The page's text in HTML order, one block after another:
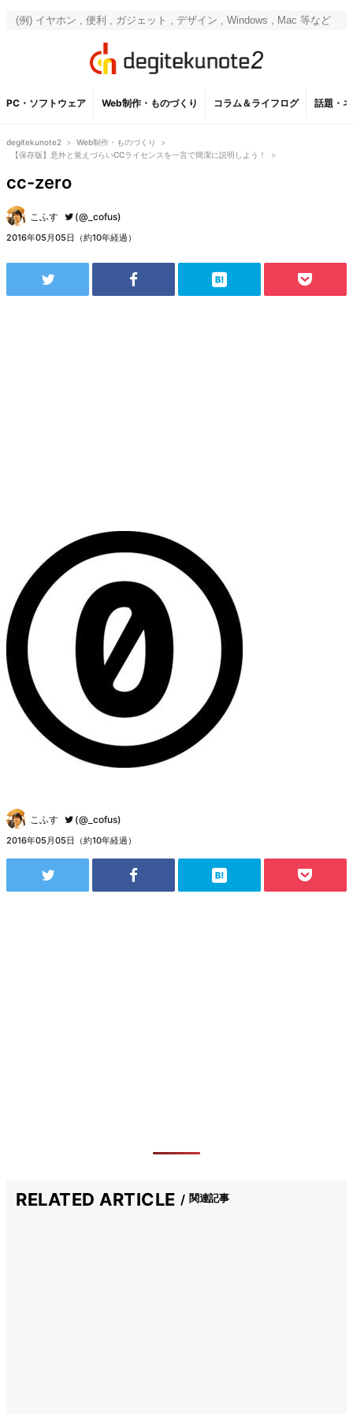
PC・ソフトウェア Web制作・ものづくり コラム＆ライフログ 話題・
degitekunote2 > Web制作・ものづくり
>
【保存版】意外と覚えづらいCCライセンスを一言で簡潔に説明しよう！
>
cc-zero
こふす (@_cofus)
2016年05月05日（約10年経過）
こふす (@_cofus)
2016年05月05日（約10年経過）
RELATED ARTICLE 関連記事